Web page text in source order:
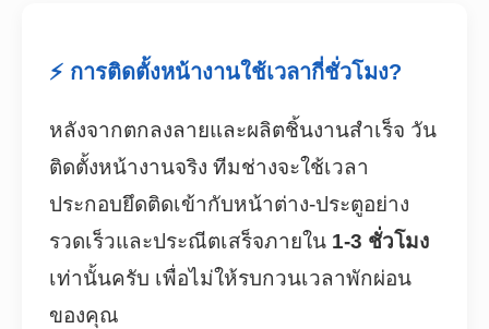
⚡ การติดตั้งหน้างานใช้เวลากี่ชั่วโมง?
หลังจากตกลงลายและผลิตชิ้นงานสำเร็จ วัน
ติดตั้งหน้างานจริง ทีมช่างจะใช้เวลา
ประกอบยึดติดเข้ากับหน้าต่าง-ประตูอย่าง
รวดเร็วและประณีตเสร็จภายใน 1-3 ชั่วโมง
เท่านั้นครับ เพื่อไม่ให้รบกวนเวลาพักผ่อน
ของคุณ